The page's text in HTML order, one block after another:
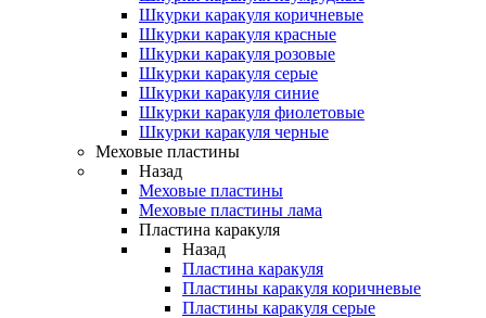
Шкурки каракуля коричневые
Шкурки каракуля красные
Шкурки каракуля розовые
Шкурки каракуля серые
Шкурки каракуля синие
Шкурки каракуля фиолетовые
Шкурки каракуля черные
Меховые пластины
Назад
Меховые пластины
Меховые пластины лама
Пластина каракуля
Назад
Пластина каракуля
Пластины каракуля коричневые
Пластины каракуля серые